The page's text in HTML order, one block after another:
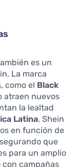
es un
La marca
como el Black
atraen nuevos
la lealtad
Latina, Shein
en función de
que
para un amplio
campañas